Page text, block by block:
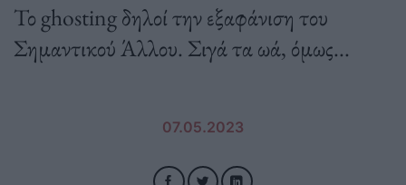
Το ghosting δηλοί την εξαφάνιση του
Σημαντικού Άλλου. Σιγά τα ωά, όμως...
07.05.2023